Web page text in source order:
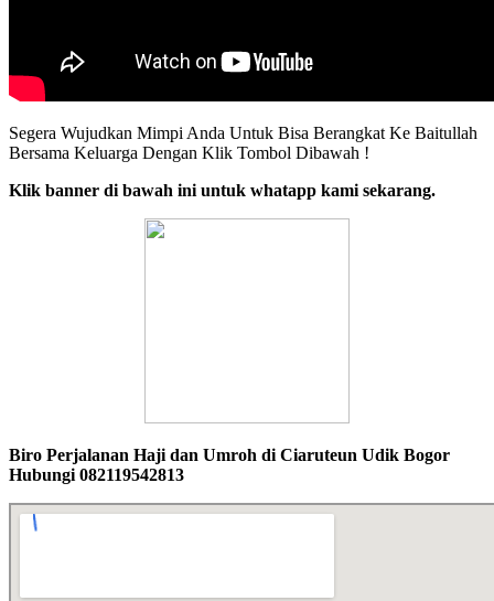
Segera Wujudkan Mimpi Anda Untuk Bisa Berangkat Ke Baitullah
Bersama Keluarga Dengan Klik Tombol Dibawah !
Klik banner di bawah ini untuk whatapp kami sekarang.
Biro Perjalanan Haji dan Umroh di Ciaruteun Udik Bogor
Hubungi 082119542813